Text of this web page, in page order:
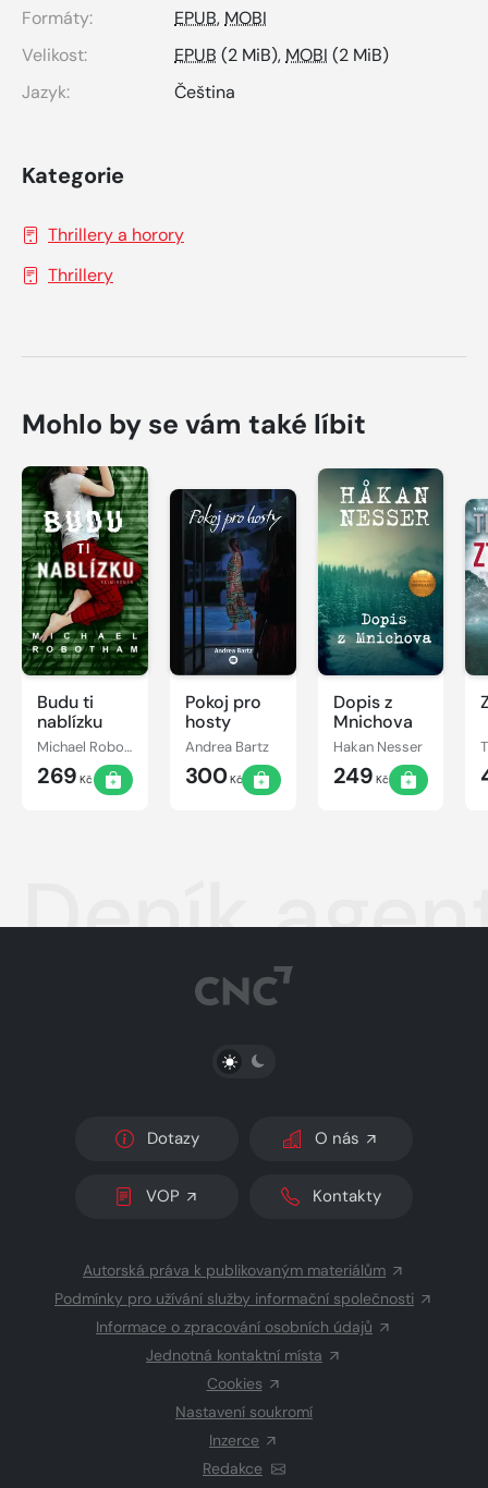
Formáty:
EPUB, MOBI
Velikost:
EPUB (2 MiB), MOBI (2 MiB)
Jazyk:
Čeština
Kategorie
Thrillery a horory
Thrillery
Mohlo by se vám také líbit
Budu ti
nablízku
Michael Robotham
269 Kč
Pokoj pro
hosty
Andrea Bartz
300Kč
Dopis z
Mnichova
Hakan Nesser
249 Kč
Deník
PŘEPNOUT SVĚTLÝ/TMAVÝ REŽIM
Dotazy O nás
VOP Kontakty
Autorská práva k publikovaným materiálům
Podmínky pro užívání služby informační společnosti
Informace o zpracování osobních údajů
Jednotná kontaktní místa
Cookies
Nastavení soukromí
Inzerce
Redakce